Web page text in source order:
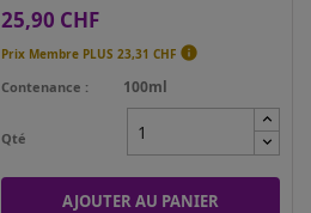
Prix
25,90 CHF
Prix Membre PLUS23,31 CHF 
Contenance 100ml
Qté
AJOUTER AU PANIER